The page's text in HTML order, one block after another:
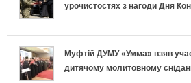
урочистостях з нагоди Дня
Муфтій ДУМУ «Умма» взяв
дитячому молитовному